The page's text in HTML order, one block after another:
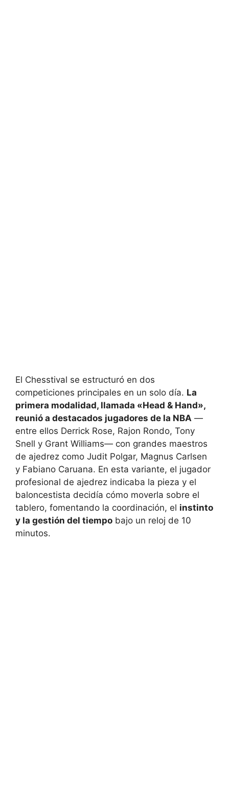
El Chesstival se estructuró en dos
competiciones principales en un solo día. La
primera modalidad, llamada «Head & Hand»,
reunió a destacados jugadores de la NBA —
entre ellos Derrick Rose, Rajon Rondo, Tony
Snell y Grant Williams— con grandes maestros
de ajedrez como Judit Polgar, Magnus Carlsen
y Fabiano Caruana. En esta variante, el jugador
profesional de ajedrez indicaba la pieza y el
baloncestista decidía cómo moverla sobre el
tablero, fomentando la coordinación, el instinto
y la gestión del tiempo bajo un reloj de 10
minutos.